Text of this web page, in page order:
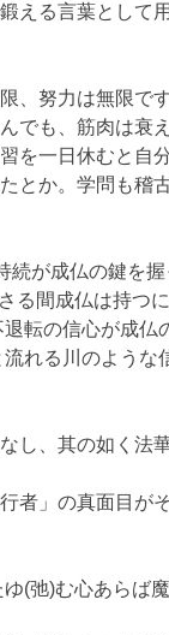
える言葉として
、努力は無限で
でも、筋肉は衰
を一日休むと自
とか。学問も稽
が成仏の鍵を
る間成仏は持つ
転の信心が成仏
れる川のような
し、其の如く法
者」の真面目が
(弛)む心あらば